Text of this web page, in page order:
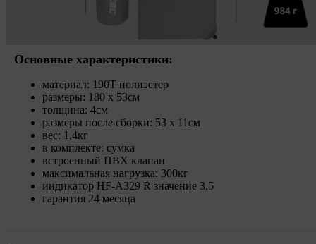
Основные характеристики:
материал: 190T полиэстер
размеры: 180 х 53см
толщина: 4см
размеры после сборки: 53 х 11см
вес: 1,4кг
в комплекте: сумка
встроенный ПВХ клапан
максимальная нагрузка: 300кг
индикатор HF-A329 R значение 3,5
гарантия 24 месяца